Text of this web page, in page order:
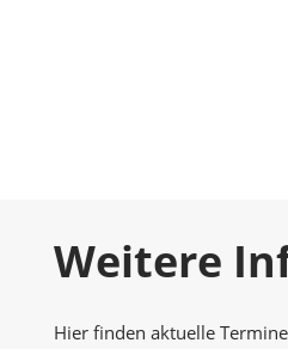
Weitere
Hier finden aktuelle